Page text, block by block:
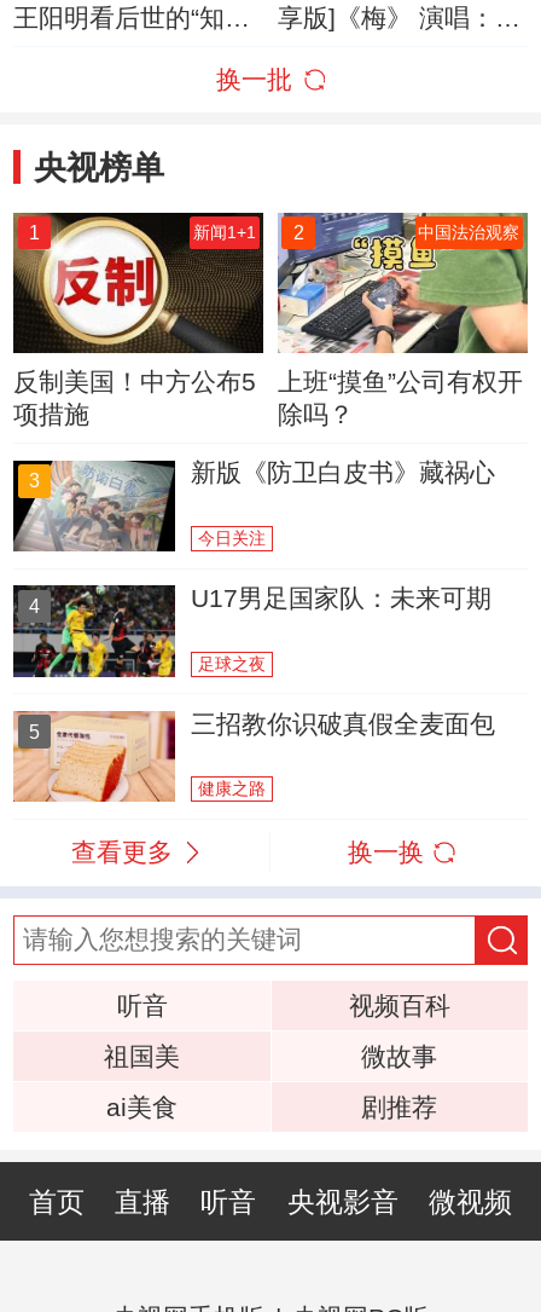
王阳明看后世的“知行
享版]《梅》 演唱：黄
换一批
央视榜单
1 新闻1+1
反制美国！中方公布5
项措施
2 中国法治观察
上班“摸鱼”公司有权开
除吗？
3 新版《防卫白皮书》藏祸心
今日关注
4 U17男足国家队：未来可期
足球之夜
5 三招教你识破真假全麦面包
健康之路
查看更多 换一换
听音
视频百科
祖国美
微故事
ai美食
剧推荐
首页 直播 听音 央视影音 微视频